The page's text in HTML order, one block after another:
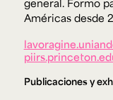
general. Formo
Américas desde
Publicaciones y